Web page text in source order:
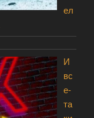
ел
И
вс
е-
та